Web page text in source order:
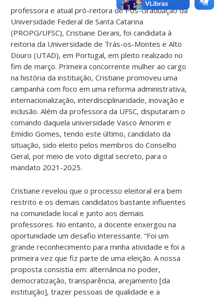
professora e atual pró-reitora de Pós-Graduação da
Universidade Federal de Santa Catarina
(PROPG/UFSC), Cristiane Derani, foi candidata à
reitoria da Universidade de Trás-os-Montes e Alto
Douro (UTAD), em Portugal, em pleito realizado no
fim de março. Primeira concorrente mulher ao cargo
na história da instituição, Cristiane promoveu uma
campanha com foco em uma reforma administrativa,
internacionalização, interdisciplinaridade, inovação e
inclusão. Além da professora da UFSC, disputaram o
comando daquela universidade Vasco Amorim e
Emídio Gomes, tendo este último, candidato da
situação, sido eleito pelos membros do Conselho
Geral, por meio de voto digital secreto, para o
mandato 2021-2025.
Cristiane revelou que o processo eleitoral era bem
restrito e os demais candidatos bastante influentes
na comunidade local e junto aos demais
professores. No entanto, a docente enxergou na
oportunidade um desafio interessante. “Foi um
grande reconhecimento para minha atividade e foi a
primeira vez que fiz parte de uma eleição. A nossa
proposta consistia em: alternância no poder,
democratização, transparência, arejamento [da
instituição], trazer pessoas de qualidade e a